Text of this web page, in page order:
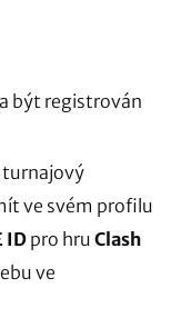
být registrován
turnajový
ve svém profilu
ID pro hru Clash
ve